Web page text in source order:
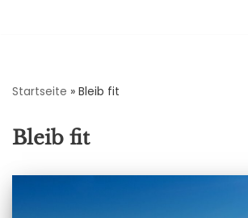
springen
Startseite » Bleib fit
Bleib fit